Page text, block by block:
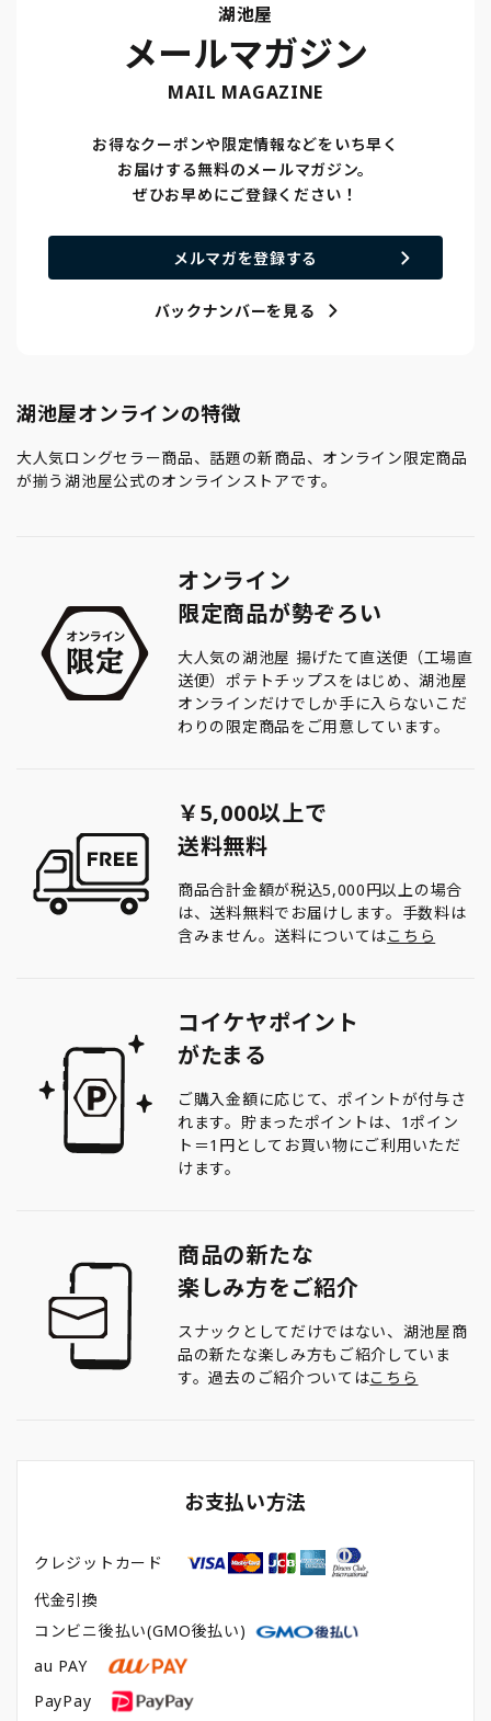
湖池屋
メールマガジン
MAIL MAGAZINE
お得なクーポンや限定情報などをいち早く
お届けする無料のメールマガジン。
ぜひお早めにご登録ください！
メルマガを登録する
バックナンバーを見る
湖池屋オンラインの特徴
大人気ロングセラー商品、話題の新商品、オンライン限定商品
が揃う湖池屋公式のオンラインストアです。
オンライン
限定商品が勢ぞろい
大人気の湖池屋 揚げたて直送便（工場直
送便）ポテトチップスをはじめ、湖池屋
オンラインだけでしか手に入らないこだ
わりの限定商品をご用意しています。
￥5,000以上で
送料無料
商品合計金額が税込5,000円以上の場合
は、送料無料でお届けします。手数料は
含みません。送料についてはこちら
コイケヤポイント
がたまる
ご購入金額に応じて、ポイントが付与さ
れます。貯まったポイントは、1ポイン
ト＝1円としてお買い物にご利用いただ
けます。
商品の新たな
楽しみ方をご紹介
スナックとしてだけではない、湖池屋商
品の新たな楽しみ方もご紹介していま
す。過去のご紹介ついてはこちら
お支払い方法
クレジットカード
代金引換
コンビニ後払い(GMO後払い)
au PAY
PayPay